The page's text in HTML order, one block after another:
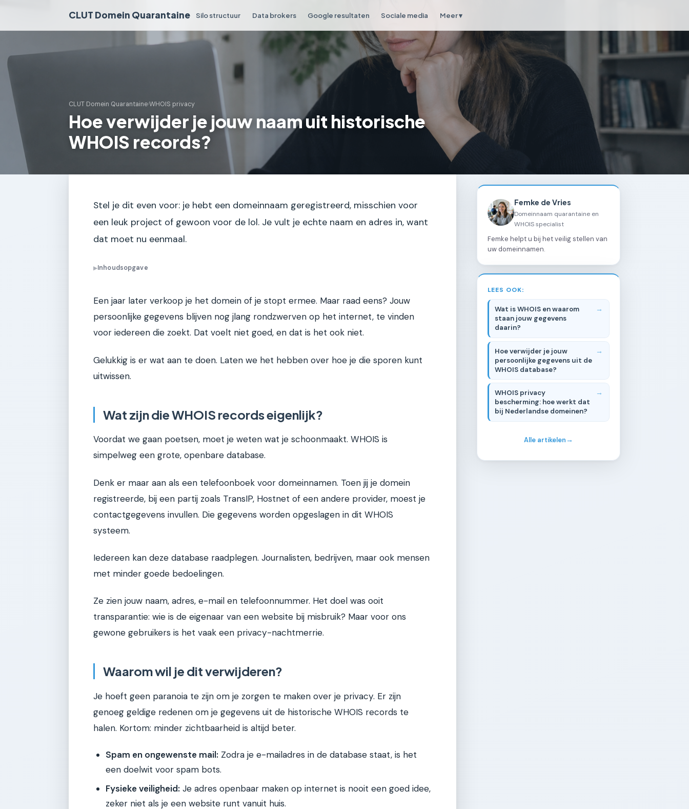
CLUT Domein Quarantaine Silo structuur Data brokers Google resultaten Sociale media Meer ▾
CLUT Domein Quarantaine›WHOIS privacy
Hoe verwijder je jouw naam uit historische
WHOIS records?
Stel je dit even voor: je hebt een domeinnaam geregistreerd, misschien voor
een leuk project of gewoon voor de lol. Je vult je echte naam en adres in, want
dat moet nu eenmaal.
▶Inhoudsopgave
Een jaar later verkoop je het domein of je stopt ermee. Maar raad eens? Jouw
persoonlijke gegevens blijven nog jlang rondzwerven op het internet, te vinden
voor iedereen die zoekt. Dat voelt niet goed, en dat is het ook niet.
Gelukkig is er wat aan te doen. Laten we het hebben over hoe je die sporen kunt
uitwissen.
Wat zijn die WHOIS records eigenlijk?
Voordat we gaan poetsen, moet je weten wat je schoonmaakt. WHOIS is
simpelweg een grote, openbare database.
Denk er maar aan als een telefoonboek voor domeinnamen. Toen jij je domein
registreerde, bij een partij zoals TransIP, Hostnet of een andere provider, moest je
contactgegevens invullen. Die gegevens worden opgeslagen in dit WHOIS
systeem.
Iedereen kan deze database raadplegen. Journalisten, bedrijven, maar ook mensen
met minder goede bedoelingen.
Ze zien jouw naam, adres, e-mail en telefoonnummer. Het doel was ooit
transparantie: wie is de eigenaar van een website bij misbruik? Maar voor ons
gewone gebruikers is het vaak een privacy-nachtmerrie.
Waarom wil je dit verwijderen?
Je hoeft geen paranoia te zijn om je zorgen te maken over je privacy. Er zijn
genoeg geldige redenen om je gegevens uit de historische WHOIS records te
halen. Kortom: minder zichtbaarheid is altijd beter.
Spam en ongewenste mail: Zodra je e-mailadres in de database staat, is het
een doelwit voor spam bots.
Fysieke veiligheid: Je adres openbaar maken op internet is nooit een goed idee,
zeker niet als je een website runt vanuit huis.
Femke de Vries
Domeinnaam quarantaine en
WHOIS specialist
Femke helpt u bij het veilig stellen van
uw domeinnamen.
LEES OOK:
Wat is WHOIS en waarom
staan jouw gegevens
daarin?
Hoe verwijder je jouw
persoonlijke gegevens uit de
WHOIS database?
WHOIS privacy
bescherming: hoe werkt dat
bij Nederlandse domeinen?
Alle artikelen